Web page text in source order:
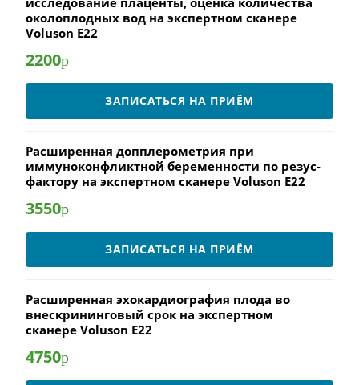
околоплодных вод на экспертном сканере
Voluson E22
2200р
ЗАПИСАТЬСЯ НА ПРИЁМ
Расширенная допплерометрия при
иммуноконфликтной беременности по резус-
фактору на экспертном сканере Voluson E22
3550р
ЗАПИСАТЬСЯ НА ПРИЁМ
Расширенная эхокардиография плода во
внескрининговый срок на экспертном
сканере Voluson E22
4750р